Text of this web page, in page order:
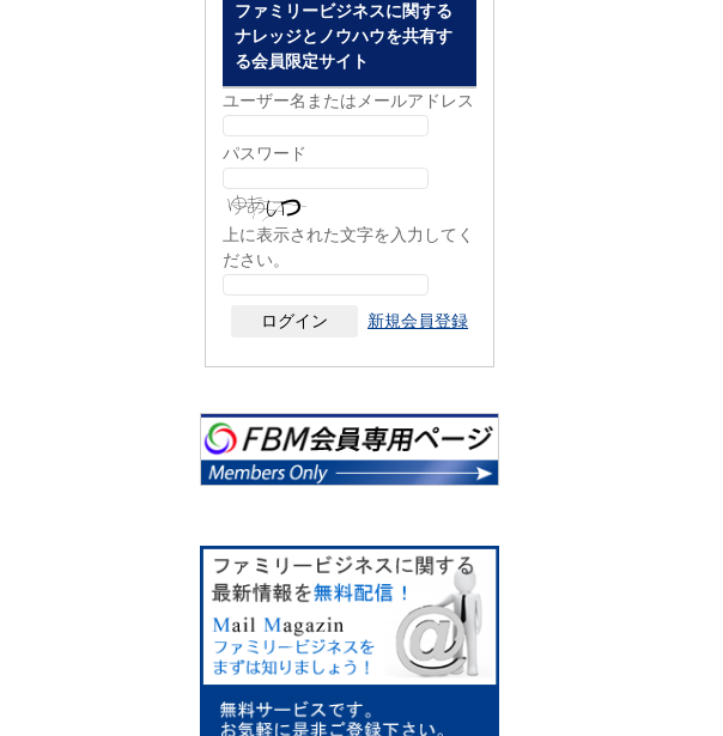
ファミリービジネスに関する
ナレッジとノウハウを共有す
る会員限定サイト
ユーザー名またはメールアドレス
パスワード
上に表示された文字を入力してく
ださい。
新規会員登録